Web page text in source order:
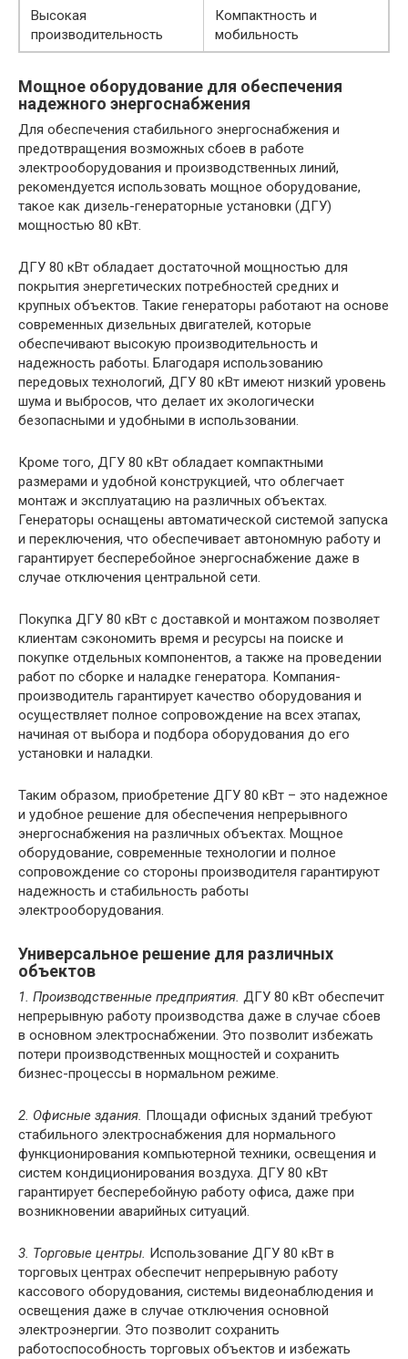
Высокая
производительность
Компактность и
мобильность
Мощное оборудование для обеспечения
надежного энергоснабжения
Для обеспечения стабильного энергоснабжения и
предотвращения возможных сбоев в работе
электрооборудования и производственных линий,
рекомендуется использовать мощное оборудование,
такое как дизель-генераторные установки (ДГУ)
мощностью 80 кВт.
ДГУ 80 кВт обладает достаточной мощностью для
покрытия энергетических потребностей средних и
крупных объектов. Такие генераторы работают на основе
современных дизельных двигателей, которые
обеспечивают высокую производительность и
надежность работы. Благодаря использованию
передовых технологий, ДГУ 80 кВт имеют низкий уровень
шума и выбросов, что делает их экологически
безопасными и удобными в использовании.
Кроме того, ДГУ 80 кВт обладает компактными
размерами и удобной конструкцией, что облегчает
монтаж и эксплуатацию на различных объектах.
Генераторы оснащены автоматической системой запуска
и переключения, что обеспечивает автономную работу и
гарантирует бесперебойное энергоснабжение даже в
случае отключения центральной сети.
Покупка ДГУ 80 кВт с доставкой и монтажом позволяет
клиентам сэкономить время и ресурсы на поиске и
покупке отдельных компонентов, а также на проведении
работ по сборке и наладке генератора. Компания-
производитель гарантирует качество оборудования и
осуществляет полное сопровождение на всех этапах,
начиная от выбора и подбора оборудования до его
установки и наладки.
Таким образом, приобретение ДГУ 80 кВт – это надежное
и удобное решение для обеспечения непрерывного
энергоснабжения на различных объектах. Мощное
оборудование, современные технологии и полное
сопровождение со стороны производителя гарантируют
надежность и стабильность работы
электрооборудования.
Универсальное решение для различных
объектов
1. Производственные предприятия. ДГУ 80 кВт обеспечит
непрерывную работу производства даже в случае сбоев
в основном электроснабжении. Это позволит избежать
потери производственных мощностей и сохранить
бизнес-процессы в нормальном режиме.
2. Офисные здания. Площади офисных зданий требуют
стабильного электроснабжения для нормального
функционирования компьютерной техники, освещения и
систем кондиционирования воздуха. ДГУ 80 кВт
гарантирует бесперебойную работу офиса, даже при
возникновении аварийных ситуаций.
3. Торговые центры. Использование ДГУ 80 кВт в
торговых центрах обеспечит непрерывную работу
кассового оборудования, системы видеонаблюдения и
освещения даже в случае отключения основной
электроэнергии. Это позволит сохранить
работоспособность торговых объектов и избежать